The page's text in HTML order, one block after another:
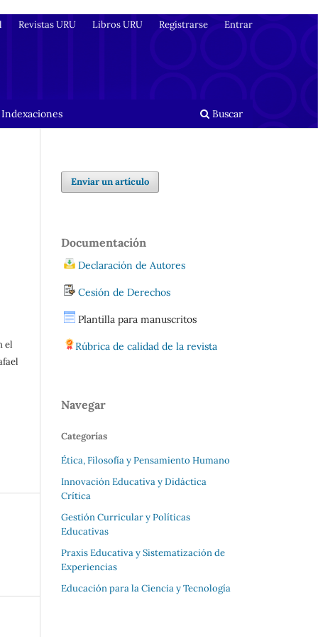
Buscar
Revistas URU Libros URU Registrarse Entrar
el
Enviar un artículo
Documentación
Declaración de Autores
Cesión de Derechos
Plantilla para manuscritos
Rúbrica de calidad de la revista
Navegar
Categorías
Ética, Filosofía y Pensamiento Humano
Innovación Educativa y Didáctica
Crítica
Gestión Curricular y Políticas
Educativas
Praxis Educativa y Sistematización de
Experiencias
Educación para la Ciencia y Tecnología